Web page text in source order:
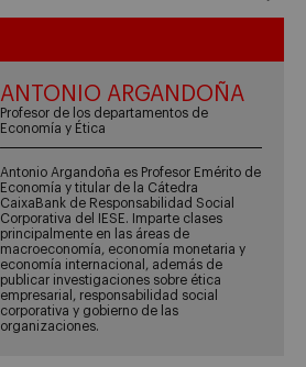
ANTONIO ARGANDOÑA
Profesor de los departamentos de
Economía y Ética
Antonio Argandoña es Profesor Emérito de
Economía y titular de la Cátedra
CaixaBank de Responsabilidad Social
Corporativa del IESE. Imparte clases
principalmente en las áreas de
macroeconomía, economía monetaria y
economía internacional, además de
publicar investigaciones sobre ética
empresarial, responsabilidad social
corporativa y gobierno de las
organizaciones.